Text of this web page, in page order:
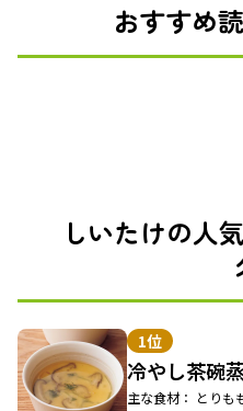
おすすめ
しいたけの人
1位
冷やし茶碗
主な食材： とりも